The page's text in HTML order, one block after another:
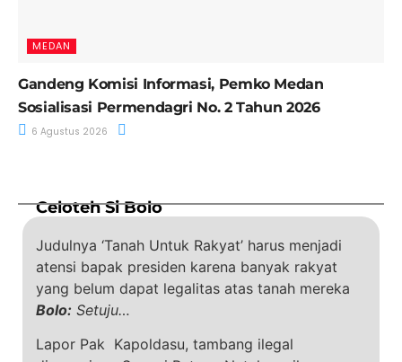
MEDAN
Gandeng Komisi Informasi, Pemko Medan
Sosialisasi Permendagri No. 2 Tahun 2026
6 Agustus 2026
Celoteh Si Bolo
Judulnya ‘Tanah Untuk Rakyat’ harus menjadi
atensi bapak presiden karena banyak rakyat
yang belum dapat legalitas atas tanah mereka
Bolo: Setuju…
Lapor Pak Kapoldasu, tambang ilegal